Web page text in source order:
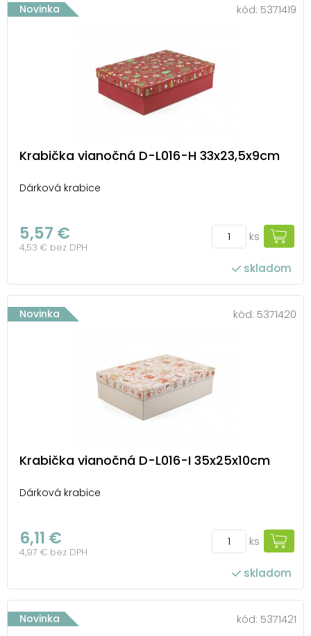
Novinka kód: 5371419
Krabička vianočná D-L016-H 33x23,5x9cm
Dárková krabice
5,57 €
4,53 € bez DPH
ks
skladom
Novinka kód: 5371420
Krabička vianočná D-L016-I 35x25x10cm
Dárková krabice
6,11 €
4,97 € bez DPH
ks
skladom
Novinka kód: 5371421